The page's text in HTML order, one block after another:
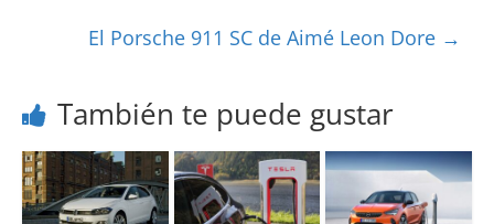
El Porsche 911 SC de Aimé Leon Dore →
También te puede gustar